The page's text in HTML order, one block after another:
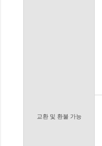
교환 및 환불 가능